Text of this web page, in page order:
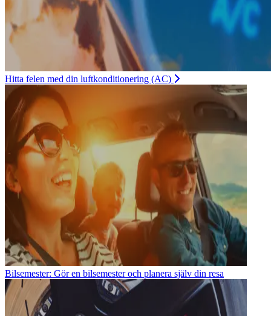
Hitta felen med din luftkonditionering (AC)
Bilsemester: Gör en bilsemester och planera själv din resa